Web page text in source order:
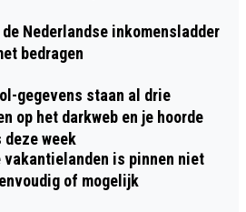
Nederlandse inkomensladder
bedragen
gegevens staan al drie
op het darkweb en je hoorde
deze week
vakantielanden is pinnen niet
of mogelijk